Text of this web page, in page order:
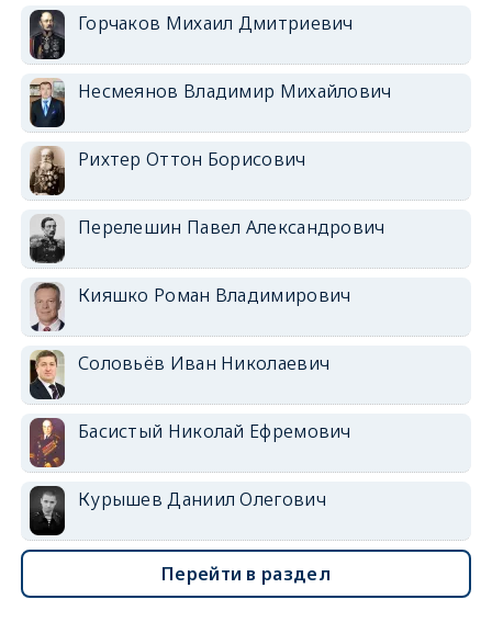
Горчаков Михаил Дмитриевич
Несмеянов Владимир Михайлович
Рихтер Оттон Борисович
Перелешин Павел Александрович
Кияшко Роман Владимирович
Соловьёв Иван Николаевич
Басистый Николай Ефремович
Курышев Даниил Олегович
Перейти в раздел